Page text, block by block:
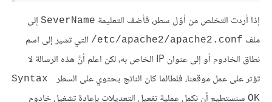
إذا أردت التخلص من أوّل سطر، فأضف التعليمة SeverName إلى
ملف ‎/etc/apache2/apache2.conf التي تشير إلى اسم
نطاق الخادوم أو إلى عنوان IP الخاص به، لكن اعلم أنَّ هذه الرسالة لا
تؤثر على عمل موقعنا، فلطالما كان الناتج يحتوي على السطر
Syntax
OK سنستطيع أن نكمل عملية تفعيل التعديلات بإعادة تشغيل خادوم